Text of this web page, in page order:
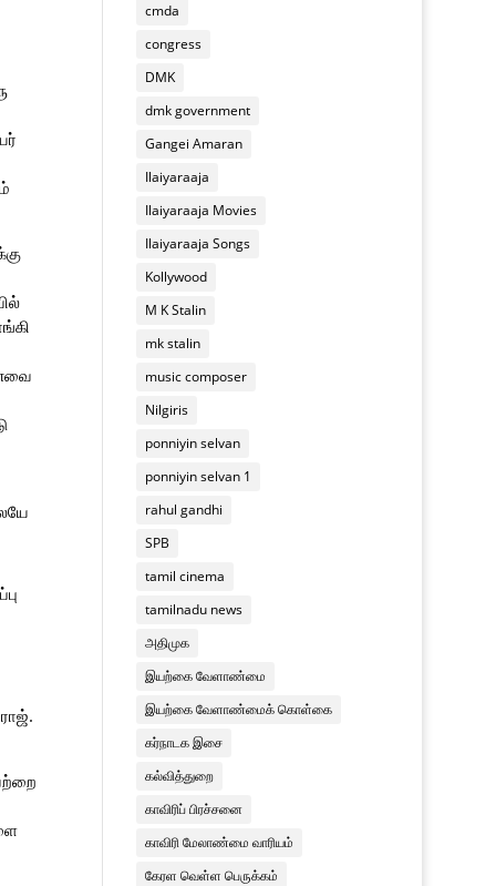
cmda
congress
DMK
dmk government
Gangei Amaran
Ilaiyaraaja
Ilaiyaraaja Movies
Ilaiyaraaja Songs
Kollywood
M K Stalin
mk stalin
music composer
Nilgiris
ponniyin selvan
ponniyin selvan 1
rahul gandhi
SPB
tamil cinema
tamilnadu news
அதிமுக
இயற்கை வேளாண்மை
இயற்கை வேளாண்மைக் கொள்கை
கர்நாடக இசை
கல்வித்துறை
காவிரிப் பிரச்சனை
காவிரி மேலாண்மை வாரியம்
கேரள வெள்ள பெருக்கம்